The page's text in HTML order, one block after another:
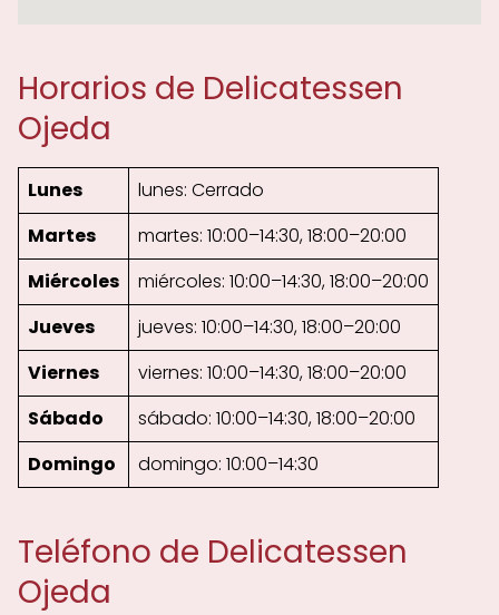
Horarios de Delicatessen
Ojeda
Lunes
lunes: Cerrado
Martes
martes: 10:00–14:30, 18:00–20:00
Miércoles
miércoles: 10:00–14:30, 18:00–20:00
Jueves
jueves: 10:00–14:30, 18:00–20:00
Viernes
viernes: 10:00–14:30, 18:00–20:00
Sábado
sábado: 10:00–14:30, 18:00–20:00
Domingo
domingo: 10:00–14:30
Teléfono de Delicatessen
Ojeda